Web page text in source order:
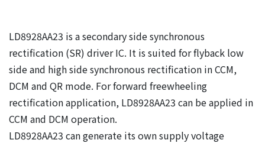
LD8928AA23 is a secondary side synchronous
rectification (SR) driver IC. It is suited for flyback low
side and high side synchronous rectification in CCM,
DCM and QR mode. For forward freewheeling
rectification application, LD8928AA23 can be applied in
CCM and DCM operation.
LD8928AA23 can generate its own supply voltage